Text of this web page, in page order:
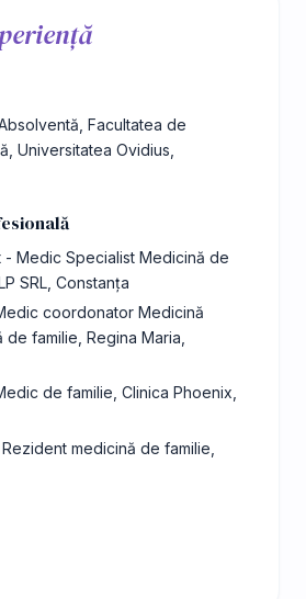
Facultatea de
Universitatea Ovidius,
- Medic Specialist Medicină de
SRL, Constanța
coordonator Medicină
familie, Regina Maria,
de familie, Clinica Phoenix,
medicină de familie,